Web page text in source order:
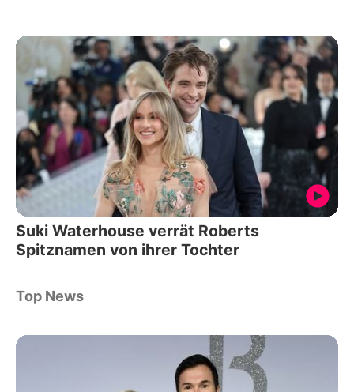
Suki Waterhouse verrät Roberts
Spitznamen von ihrer Tochter
Top News